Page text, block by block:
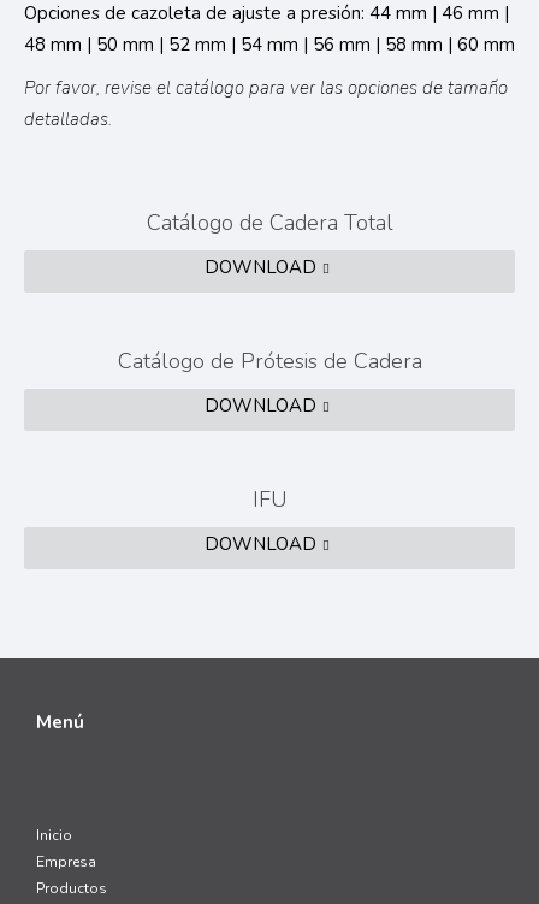
Opciones de cazoleta de ajuste a presión: 44 mm | 46 mm |
48 mm | 50 mm | 52 mm | 54 mm | 56 mm | 58 mm | 60 mm
Por favor, revise el catálogo para ver las opciones de tamaño
detalladas.
Catálogo de Cadera Total
DOWNLOAD
Catálogo de Prótesis de Cadera
DOWNLOAD
IFU
DOWNLOAD
Menú
Inicio
Empresa
Productos